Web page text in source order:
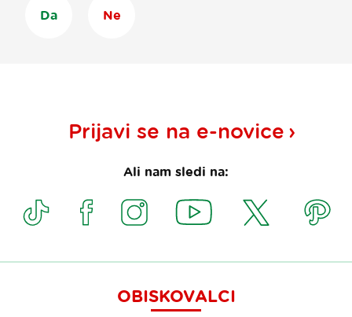
Da Ne
Prijavi se na e-novice
Ali nam sledi na:
OBISKOVALCI